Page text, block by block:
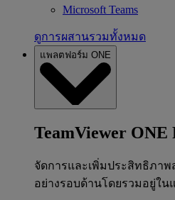
Microsoft Teams
ดูการผสานรวมทั้งหมด
แพลตฟอร์ม ONE
TeamViewer
จัดการและเพิ่มประสิทธิภา
อย่างรอบด้านโดยรวมอยู่ใน